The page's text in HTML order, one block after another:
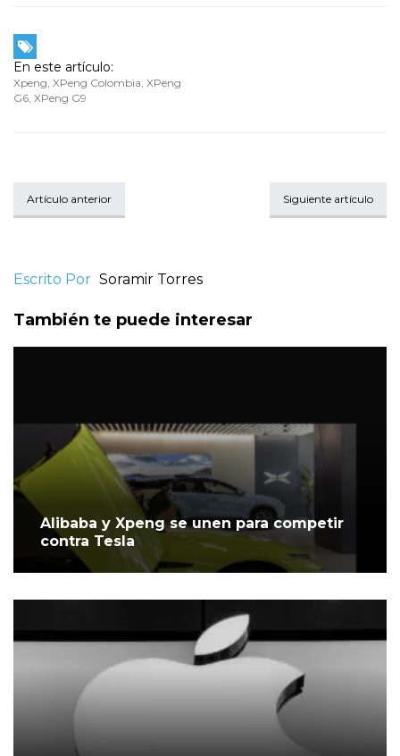
En este artículo:
Xpeng, XPeng Colombia, XPeng
G6, XPeng G9
Artículo anterior Siguiente artículo
Escrito Por Soramir Torres
También te puede interesar
Alibaba y Xpeng se unen para competir
contra Tesla